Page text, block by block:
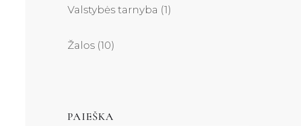
Valstybės tarnyba (1)
Žalos (10)
PAIEŠKA